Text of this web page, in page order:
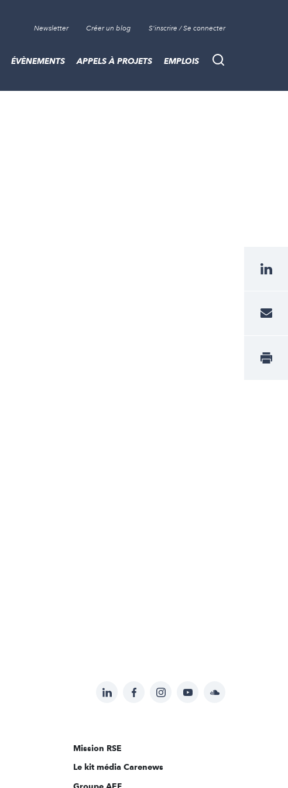
Newsletter Créer un blog S'inscrire / Se connecter
Recherche
ÉVÈNEMENTS APPELS À PROJETS EMPLOIS
Suivez-
sur:
LinkedInFacebookInstagramYouTubeSoundcloud
Mission RSE
Le kit média Carenews